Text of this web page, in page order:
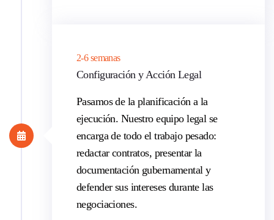
2-6 semanas
Configuración y Acción Legal
Pasamos de la planificación a la
ejecución. Nuestro equipo legal se
encarga de todo el trabajo pesado:
redactar contratos, presentar la
documentación gubernamental y
defender sus intereses durante las
negociaciones.